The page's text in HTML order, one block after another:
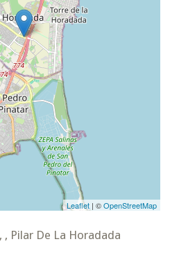
Leaflet | ©OpenStreetMap
Pilar De La Horadada